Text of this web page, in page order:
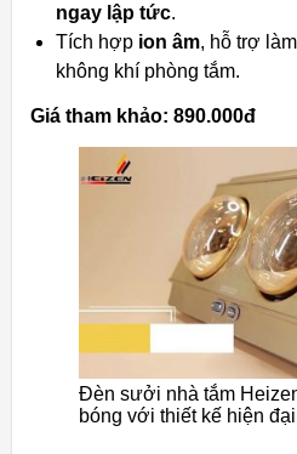
ngay lập tức.
Tích hợp ion âm, hỗ trợ
không khí phòng tắm.
Giá tham khảo: 890.000đ
Đèn sưởi nhà tắm
bóng với thiết kế hiện